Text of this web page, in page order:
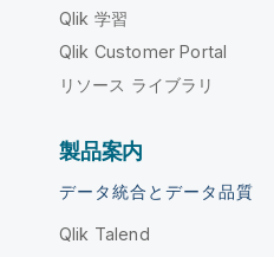
Qlik 学習
Qlik Customer Portal
リソース ライブラリ
製品案内
データ統合とデータ品質
Qlik Talend